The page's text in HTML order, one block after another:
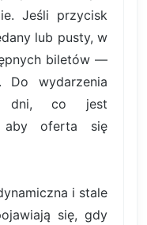
Jeśli przycisk
lub pusty, w
biletów —
wydarzenia
dni, co jest
aby oferta się
i stale
się, gdy